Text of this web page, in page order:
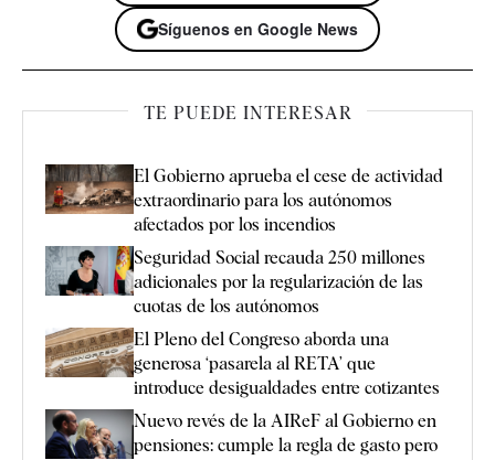
Síguenos en Google News
TE PUEDE INTERESAR
El Gobierno aprueba el cese de actividad
extraordinario para los autónomos
afectados por los incendios
Seguridad Social recauda 250 millones
adicionales por la regularización de las
cuotas de los autónomos
El Pleno del Congreso aborda una
generosa ‘pasarela al RETA’ que
introduce desigualdades entre cotizantes
Nuevo revés de la AIReF al Gobierno en
pensiones: cumple la regla de gasto pero